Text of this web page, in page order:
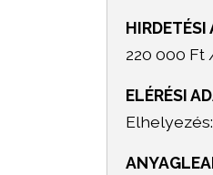
HIRDETÉSI
220 000
ELÉRÉSI